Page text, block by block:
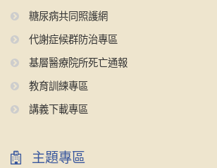
糖尿病共同照護網
代謝症候群防治專區
基層醫療院所死亡通報
教育訓練專區
講義下載專區
主題專區